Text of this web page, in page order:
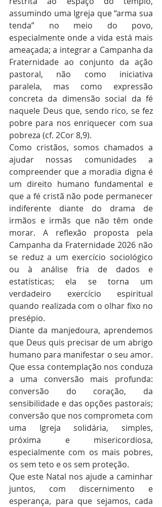
assumindo uma Igreja que “arma sua
tenda” no meio do povo,
especialmente onde a vida está mais
ameaçada; a integrar a Campanha da
Fraternidade ao conjunto da ação
pastoral, não como iniciativa
paralela, mas como expressão
concreta da dimensão social da fé
naquele Deus que, sendo rico, se fez
pobre para nos enriquecer com sua
pobreza (cf. 2Cor 8,9).
Como cristãos, somos chamados a
ajudar nossas comunidades a
compreender que a moradia digna é
um direito humano fundamental e
que a fé cristã não pode permanecer
indiferente diante do drama de
irmãos e irmãs que não têm onde
morar. A reflexão proposta pela
Campanha da Fraternidade 2026 não
se reduz a um exercício sociológico
ou à análise fria de dados e
estatísticas; ela se torna um
verdadeiro exercício espiritual
quando realizada com o olhar fixo no
presépio.
Diante da manjedoura, aprendemos
que Deus quis precisar de um abrigo
humano para manifestar o seu amor.
Que essa contemplação nos conduza
a uma conversão mais profunda:
conversão do coração, da
sensibilidade e das opções pastorais;
conversão que nos comprometa com
uma Igreja solidária, simples,
próxima e misericordiosa,
especialmente com os mais pobres,
os sem teto e os sem proteção.
Que este Natal nos ajude a caminhar
juntos, com discernimento e
esperança, para que sejamos, cada